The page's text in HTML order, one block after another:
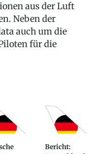
aus der Luft
Neben der
auch um die
für die
Bericht: